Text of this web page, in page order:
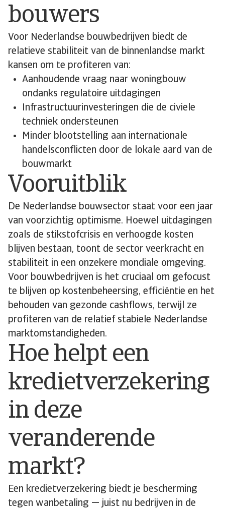
bouwers
Voor Nederlandse bouwbedrijven biedt de
relatieve stabiliteit van de binnenlandse markt
kansen om te profiteren van:
Aanhoudende vraag naar woningbouw
ondanks regulatoire uitdagingen
Infrastructuurinvesteringen die de civiele
techniek ondersteunen
Minder blootstelling aan internationale
handelsconflicten door de lokale aard van de
bouwmarkt
Vooruitblik
De Nederlandse bouwsector staat voor een jaar
van voorzichtig optimisme. Hoewel uitdagingen
zoals de stikstofcrisis en verhoogde kosten
blijven bestaan, toont de sector veerkracht en
stabiliteit in een onzekere mondiale omgeving.
Voor bouwbedrijven is het cruciaal om gefocust
te blijven op kostenbeheersing, efficiëntie en het
behouden van gezonde cashflows, terwijl ze
profiteren van de relatief stabiele Nederlandse
marktomstandigheden.
Hoe helpt een
kredietverzekering
in deze
veranderende
markt?
Een kredietverzekering biedt je bescherming
tegen wanbetaling — juist nu bedrijven in de